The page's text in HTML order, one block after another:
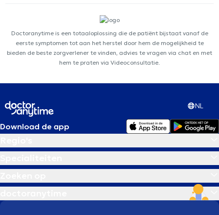
Doctoranytime is een totaaloplossing die de patiënt bijstaat vanaf de
eerste symptomen tot aan het herstel door hem de mogelijkheid te
bieden de beste zorgverlener te vinden, advies te vragen via chat en met
hem te praten via Videoconsultatie.
NL
Download de app